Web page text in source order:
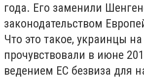
года. Его заменили
законодательством
Что это такое, украинцы на
прочувствовали в июне
ведением ЕС безвиза для